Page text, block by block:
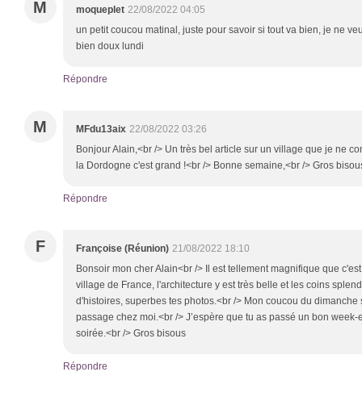
M moqueplet 22/08/2022 04:05
un petit coucou matinal, juste pour savoir si tout va bien, je ne
bien doux lundi
Répondre
M MFdu13aix 22/08/2022 03:26
Bonjour Alain,<br /> Un très bel article sur un village que je ne
la Dordogne c'est grand !<br /> Bonne semaine,<br /> Gros
Répondre
F Françoise (Réunion) 21/08/2022 18:10
Bonsoir mon cher Alain<br /> Il est tellement magnifique que
village de France, l'architecture y est très belle et les coins
d'histoires, superbes tes photos.<br /> Mon coucou du
passage chez moi.<br /> J’espère que tu as passé un bon
soirée.<br /> Gros bisous
Répondre